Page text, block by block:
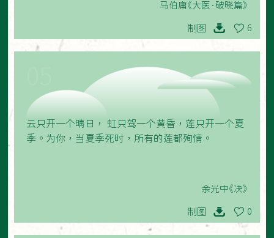
马伯庸《大医·破晓篇》
制图 6
云只开一个晴日， 虹只驾一个黄昏，莲只开一个夏
季。为你，当夏季死时，所有的莲都殉情。
余光中《决》
制图 0